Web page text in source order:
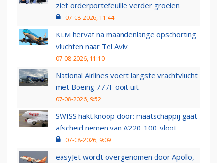
ziet orderportefeuille verder groeien
07-08-2026, 11:44
KLM hervat na maandenlange opschorting
vluchten naar Tel Aviv
07-08-2026, 11:10
National Airlines voert langste vrachtvlucht
met Boeing 777F ooit uit
07-08-2026, 9:52
SWISS hakt knoop door: maatschappij gaat
afscheid nemen van A220-100-vloot
07-08-2026, 9:09
easyJet wordt overgenomen door Apollo,